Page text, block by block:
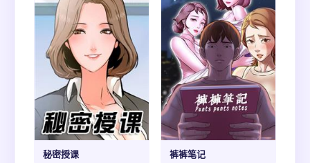
秘密授课 裤裤笔记